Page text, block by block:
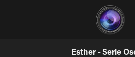
Esther - Serie